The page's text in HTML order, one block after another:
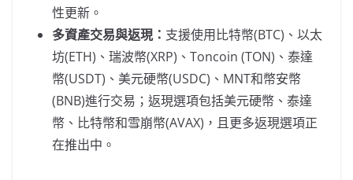
性更新。
多資產交易與返現： 支援使用比特幣(BTC)、以太
坊(ETH)、瑞波幣(XRP)、Toncoin (TON)、泰達
幣(USDT)、美元硬幣(USDC)、MNT和幣安幣
(BNB)進行交易；返現選項包括美元硬幣、泰達
幣、比特幣和雪崩幣(AVAX)，且更多返現選項正
在推出中。